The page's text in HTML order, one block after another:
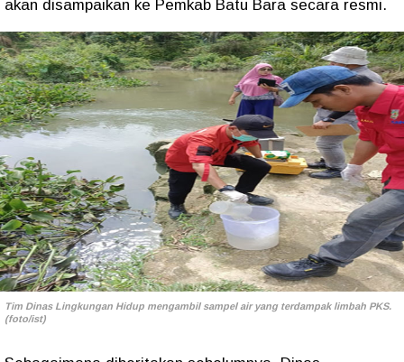
akan disampaikan ke Pemkab Batu Bara secara resmi.
Tim Dinas Lingkungan Hidup mengambil sampel air yang terdampak limbah PKS.
(foto/ist)